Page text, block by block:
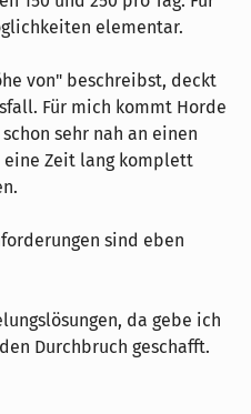
elementar.
von" beschreibst, deckt
Für mich kommt Horde
sehr nah an einen
Zeit lang komplett
sind eben
da gebe ich
Durchbruch geschafft.